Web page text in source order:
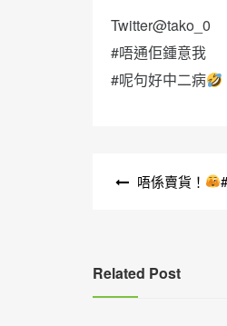
Twitter@tako_0
#唔通佢鍾意我
#呢句好中二病
唔係賣貨！
Related Post